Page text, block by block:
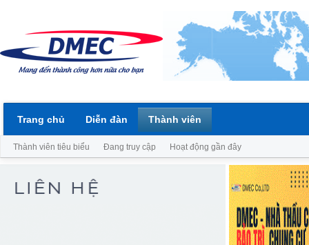
Trang chủ Diễn đàn Thành viên
Thành viên tiêu biểu Đang truy cập Hoạt động gần đây